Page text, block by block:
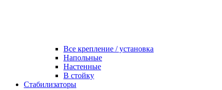
Все крепление / установка
Напольные
Настенные
В стойку
Стабилизаторы